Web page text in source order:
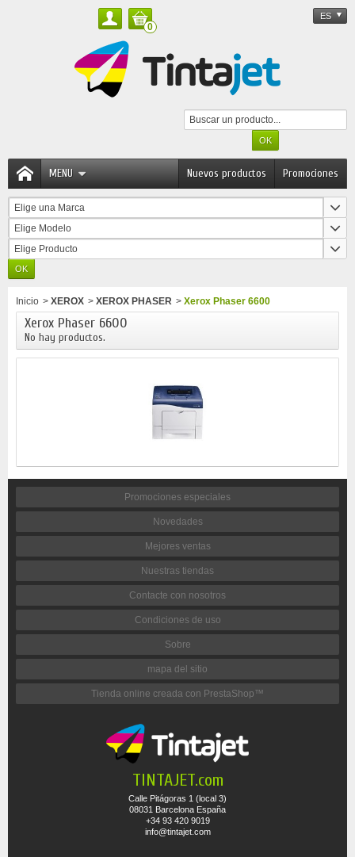
0
ES
MENU Promociones
Nuevos productos
Elige una Marca
Elige Modelo
Elige Producto
Inicio > XEROX > XEROX PHASER > Xerox Phaser 6600
Xerox Phaser 6600
No hay productos.
Promociones especiales
Novedades
Mejores ventas
Nuestras tiendas
Contacte con nosotros
Condiciones de uso
Sobre
mapa del sitio
Tienda online creada con PrestaShop™
TINTAJET.com
Calle Pitágoras 1 (local 3)
08031 Barcelona España
+34 93 420 9019
info@tintajet.com